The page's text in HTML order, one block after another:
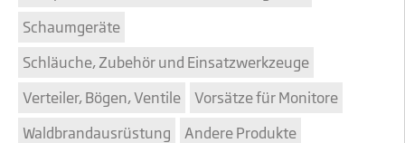
Schaumgeräte
Schläuche, Zubehör und Einsatzwerkzeuge
Verteiler, Bögen, Ventile
Vorsätze für Monitore
Waldbrandausrüstung
Andere Produkte